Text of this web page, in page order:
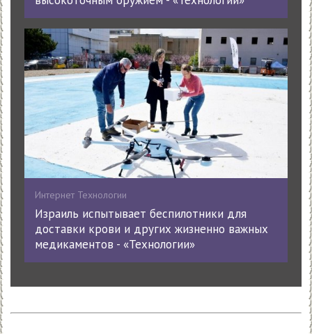
Интернет Технологии
Израиль испытывает беспилотники для
доставки крови и других жизненно важных
медикаментов - «Технологии»